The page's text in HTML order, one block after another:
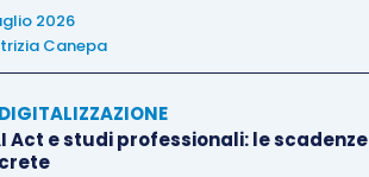
2026
Canepa
Act e studi professionali: le scadenze